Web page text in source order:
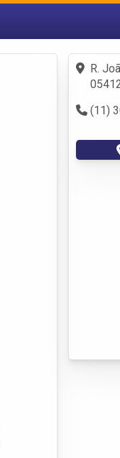
Fazer
Criar
R.
(11)